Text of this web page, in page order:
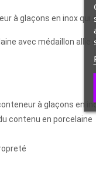
à glaçons en inox
avec médaillon
à glaçons en
contenu en porcelaine